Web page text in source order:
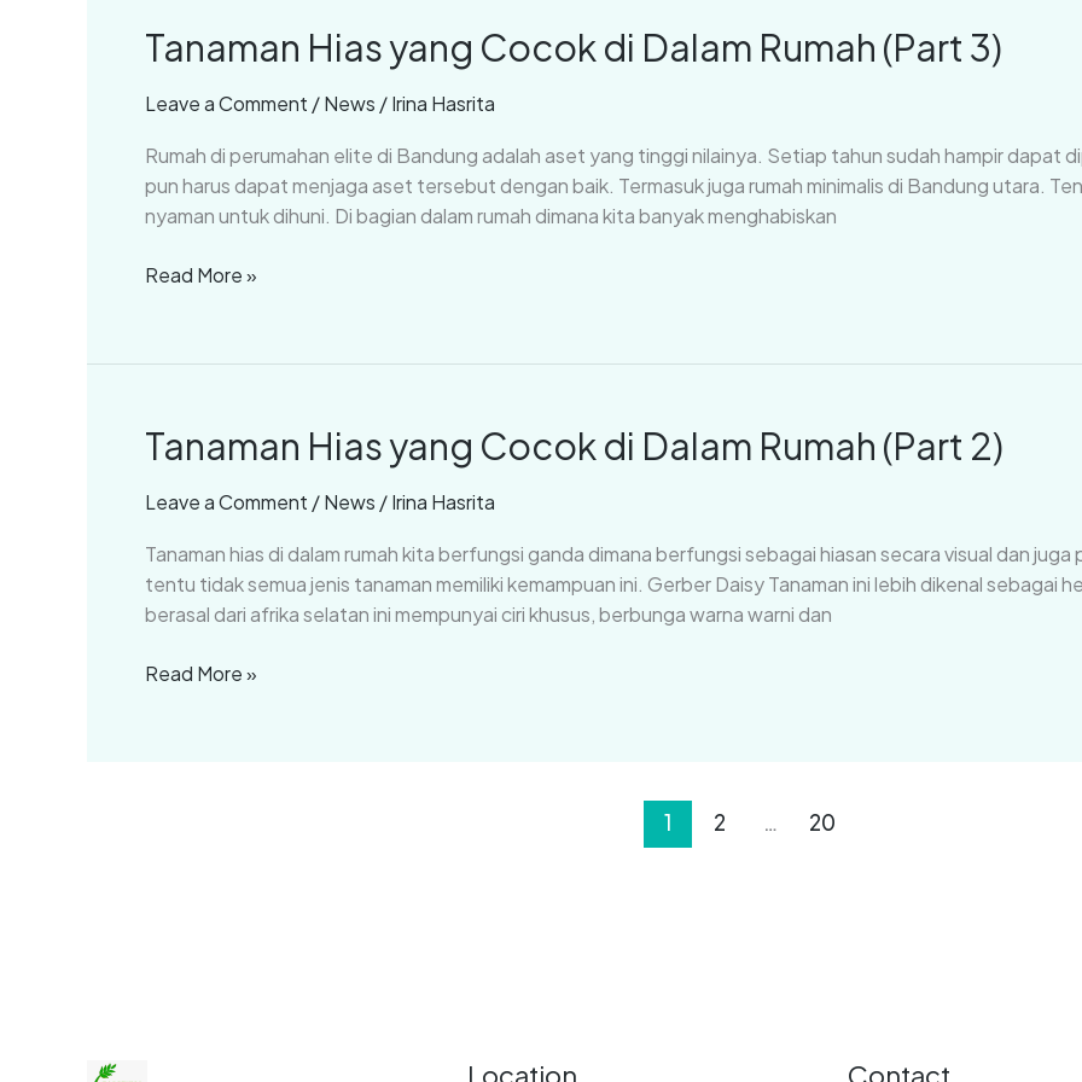
Tanaman Hias yang Cocok di Dalam Rumah (Part 3)
Leave a Comment /News /Irina Hasrita
Rumah di perumahan elite di Bandung adalah aset yang tinggi nilainya. Setiap tahun sudah hampir dapat
pun harus dapat menjaga aset tersebut dengan baik. Termasuk juga rumah minimalis di Bandung utara.
nyaman untuk dihuni. Di bagian dalam rumah dimana kita banyak menghabiskan
Tanaman
Hias
yang
di
Dalam
Rumah
3)
Read More »
Tanaman Hias yang Cocok di Dalam Rumah (Part 2)
Leave a Comment /News /Irina Hasrita
Tanaman hias di dalam rumah kita berfungsi ganda dimana berfungsi sebagai hiasan secara visual dan
tentu tidak semua jenis tanaman memiliki kemampuan ini. Gerber Daisy Tanaman ini lebih dikenal sebagai
berasal dari afrika selatan ini mempunyai ciri khusus, berbunga warna warni dan
Tanaman
Hias
yang
di
Dalam
Rumah
2)
Read More »
1 2 … 20